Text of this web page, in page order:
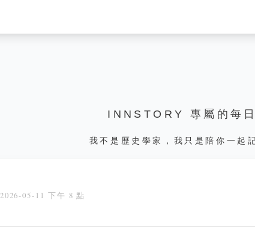
INNSTORY 專屬的每日
我不是歷史學家，我只是陪你一起
2026-05-11 下午 8 點